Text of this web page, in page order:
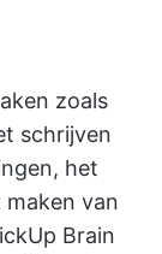
zoals
schrijven
het
van
Brain